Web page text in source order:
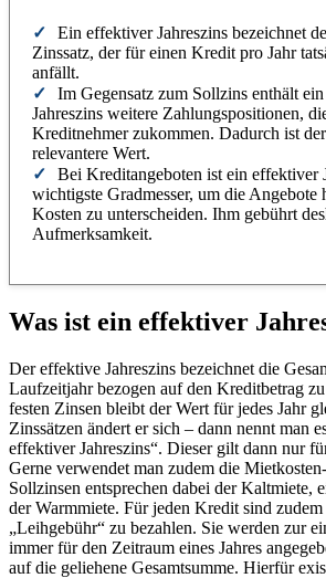
Ein effektiver Jahreszins bezeichnet
Zinssatz, der für einen Kredit pro Jahr
anfällt.
Im Gegensatz zum Sollzins enthält
Jahreszins weitere Zahlungspositionen,
Kreditnehmer zukommen. Dadurch ist
relevantere Wert.
Bei Kreditangeboten ist ein effektiver
wichtigste Gradmesser, um die Angebote
Kosten zu unterscheiden. Ihm gebührt
Aufmerksamkeit.
Was ist ein effektiver
Der effektive Jahreszins bezeichnet die
Laufzeitjahr bezogen auf den Kreditbetrag
festen Zinsen bleibt der Wert für jedes Jahr
Zinssätzen ändert er sich – dann nennt man
effektiver Jahreszins“. Dieser gilt dann nur
Gerne verwendet man zudem die
Sollzinsen entsprechen dabei der Kaltmiete,
der Warmmiete. Für jeden Kredit sind
„Leihgebühr“ zu bezahlen. Sie werden zur
immer für den Zeitraum eines Jahres
auf die geliehene Gesamtsumme. Hierfür